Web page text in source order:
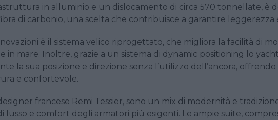
in alluminio e un dislocamento di circa 570 tonnellate, è
di carbonio, una scelta che contribuisce a garantire leggerezza
è il sistema velico riprogettato, che migliora la facilità di
in mare. Inoltre, grazie a un sistema di dynamic positioning lo
la sua posizione e direzione senza l’utilizzo dell’ancora,
e confortevole.
francese Remi Tessier, sono un mix di modernità e
lusso e comfort degli armatori più esigenti. Le ampie suite,